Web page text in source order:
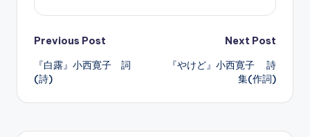
Post
navigation
Previous Post
『白露』小西寛子 詞
(詩)
Next Post
『やけど』小西寛子 詩
集(作詞)